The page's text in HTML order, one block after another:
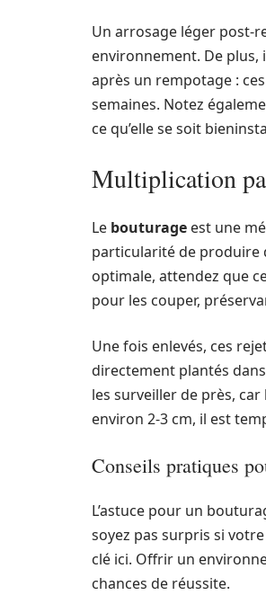
Un arrosage léger post-
environnement. De plus,
après un rempotage :
semaines. Notez
ce qu’elle se soit
Multiplication
Le bouturage est une
particularité de produire
optimale, attendez que
pour les couper,
Une fois enlevés, ces
directement plantés
les surveiller de près,
environ 2-3 cm, il est
Conseils pratiques
L’astuce pour un
soyez pas surpris si
clé ici. Offrir un
chances de réussite.